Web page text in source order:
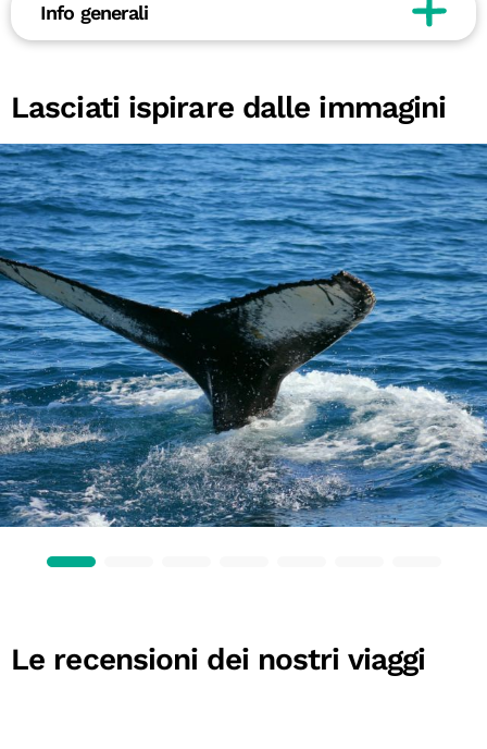
Info generali
Lasciati ispirare dalle immagini
Le recensioni dei nostri viaggi